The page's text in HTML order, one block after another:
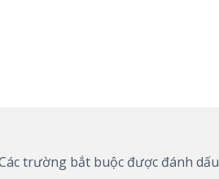
trường bắt buộc được đánh dấu